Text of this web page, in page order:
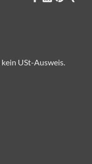
kein USt-Ausweis.
sind zertifizierte